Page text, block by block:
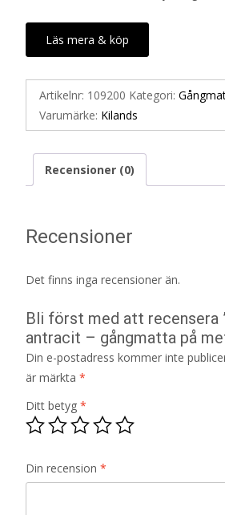
Läs mera & köp
Artikelnr: 109200 Kategori:
Varumärke: Kilands
Recensioner (0)
Recensioner
Det finns inga recensioner än.
Bli först med att recensera
antracit – gångmatta på
Din e-postadress kommer inte
är märkta *
Ditt betyg *
Din recension *